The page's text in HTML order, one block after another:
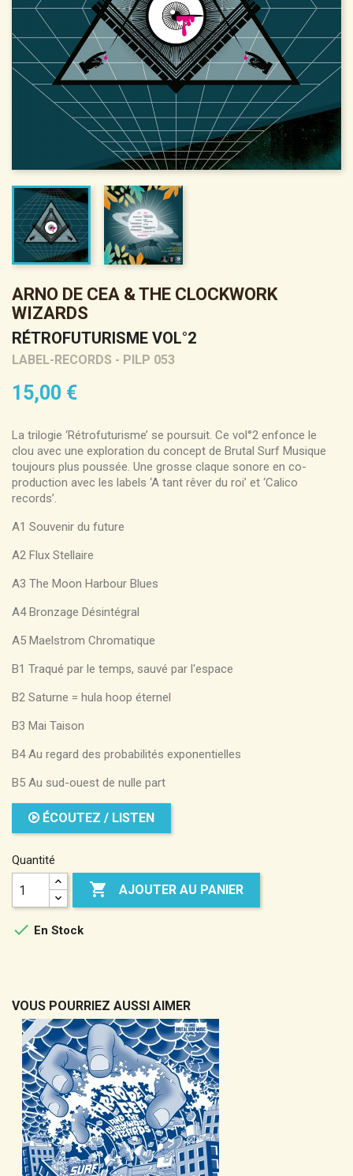
ARNO DE CEA & THE CLOCKWORK
WIZARDS
RÉTROFUTURISME VOL°2
LABEL-RECORDS - PILP 053
15,00 €
La trilogie ‘Rétrofuturisme’ se poursuit. Ce vol°2 enfonce le
clou avec une exploration du concept de Brutal Surf Musique
toujours plus poussée. Une grosse claque sonore en co-
production avec les labels ‘A tant rêver du roi’ et ‘Calico
records’.
A1 Souvenir du future
A2 Flux Stellaire
A3 The Moon Harbour Blues
A4 Bronzage Désintégral
A5 Maelstrom Chromatique
B1 Traqué par le temps, sauvé par l'espace
B2 Saturne = hula hoop éternel
B3 Mai Taison
B4 Au regard des probabilités exponentielles
B5 Au sud-ouest de nulle part
ÉCOUTEZ / LISTEN
Quantité
 AJOUTER AU PANIER
 En Stock
VOUS POURRIEZ AUSSI AIMER